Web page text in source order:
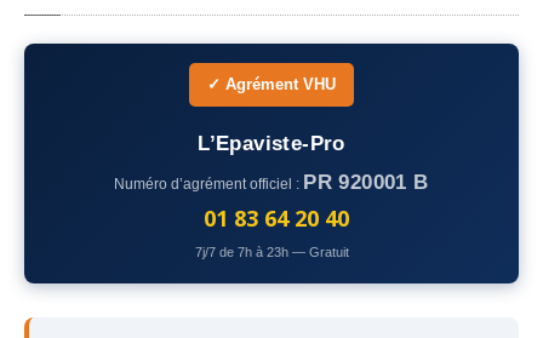
voiture accidentée
– Seine-et-Marne
✓ Agrément VHU
L’Epaviste-Pro
Numéro d’agrément officiel : PR 920001 B
01 83 64 20 40
7j/7 de 7h à 23h — Gratuit